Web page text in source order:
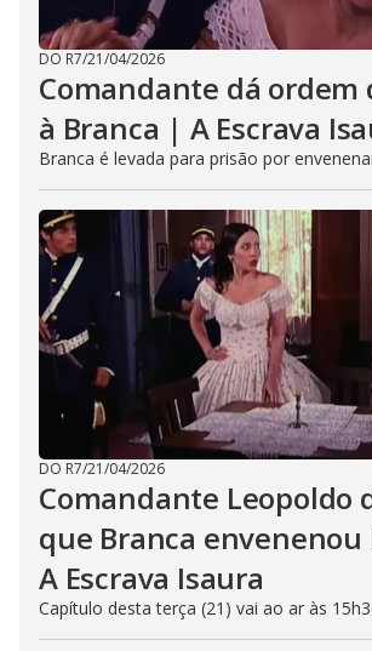
DO R7/21/04/2026
Comandante dá ordem
à Branca | A Escrava
Branca é levada para prisão por
DO R7/21/04/2026
Comandante Leopoldo
que Branca envenenou
A Escrava Isaura
Capítulo desta terça (21) vai ao ar às